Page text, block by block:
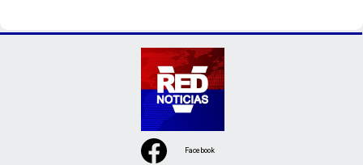
Facebook